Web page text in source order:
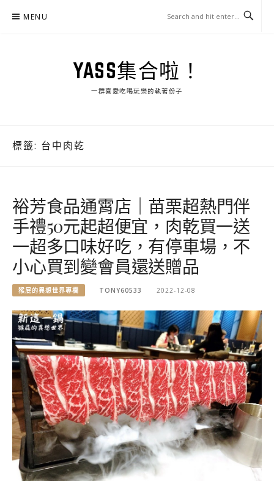
MENU
YASS集合啦！
一群喜愛吃喝玩樂的執著份子
標籤: 台中肉乾
裕芳食品通霄店｜苗栗超熱門伴
手禮50元起超便宜，肉乾買一送
一超多口味好吃，有停車場，不
小心買到變會員還送贈品
猴屁的異想世界專欄 TONY60533 2022-12-08